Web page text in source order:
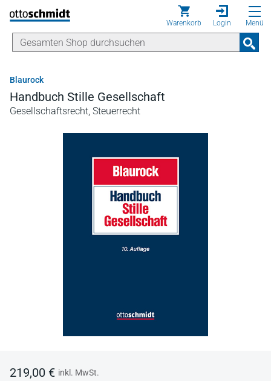
Direkt zum Inhalt
Warenkorb Login Menü
Blaurock
Handbuch Stille Gesellschaft
Gesellschaftsrecht, Steuerrecht
219,00 € inkl. MwSt.